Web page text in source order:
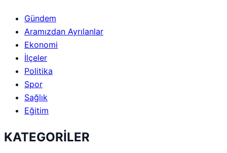
Gündem
Aramızdan Ayrılanlar
Ekonomi
İlçeler
Politika
Spor
Sağlık
Eğitim
KATEGORİLER